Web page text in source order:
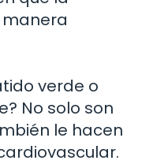
verde o
No solo son
le hacen